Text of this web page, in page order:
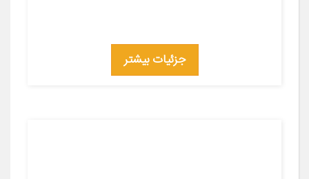
جزئیات بیشتر